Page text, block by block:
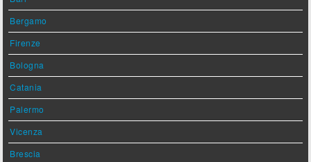
Bergamo
Firenze
Bologna
Catania
Palermo
Vicenza
Brescia